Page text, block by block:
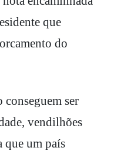
que
do
ser
vendilhões
que um país